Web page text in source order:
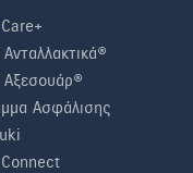
Ανταλλακτικά®
Αξεσουάρ®
Ασφάλισης